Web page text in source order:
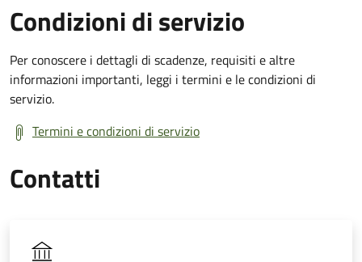
Condizioni di servizio
Per conoscere i dettagli di scadenze, requisiti e altre
informazioni importanti, leggi i termini e le condizioni di
servizio.
Termini e condizioni di servizio
Contatti